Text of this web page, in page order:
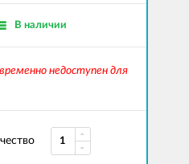
В наличии
недоступен для